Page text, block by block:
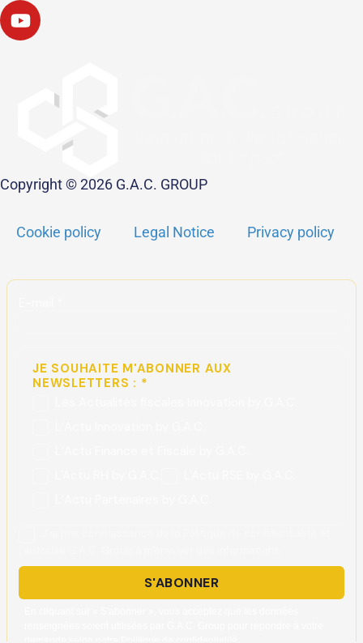
Copyright © 2026 G.A.C. GROUP
Cookie policy Legal Notice Privacy policy